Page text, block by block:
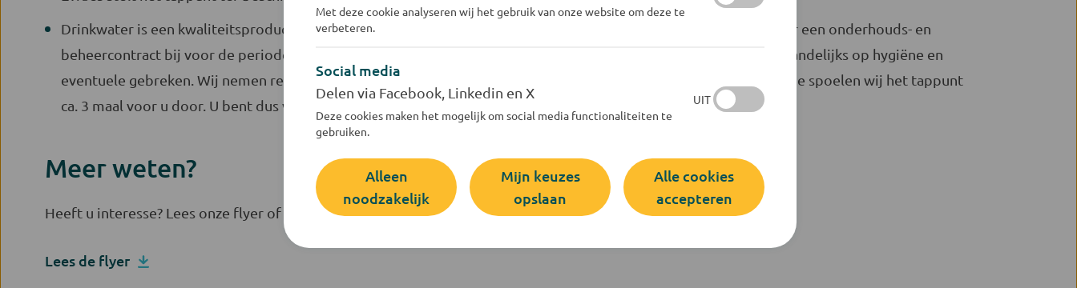
Drinkwater is een kwaliteitsproduct en moet dat ook blijven! Wanneer u bij ons een tappunt aanvraagt, hoort daar een onderhouds- en
beheercontract bij voor de periode van 5 jaar. De kosten bedragen € 767,44 per jaar. Hiervoor controleren wij maandelijks op hygiëne en
eventuele gebreken. Wij nemen regelmatig monsters en verhelpen eventuele storingen. En voor de ingebruikname spoelen wij het tappunt
ca. 3 maal voor u door. U bent dus volledig ontzorgd.
Meer weten?
Heeft u interesse? Lees onze flyer of vraag meer informatie aan viatappunt@evides.nl
Lees de flyer
Met deze cookie analyseren wij het gebruik van onze website om deze te
verbeteren.
Social media
Delen via Facebook, Linkedin en X
Deze cookies maken het mogelijk om social media functionaliteiten te
gebruiken.
UIT
Alleen
noodzakelijk
Mijn keuzes
opslaan
Alle cookies
accepteren